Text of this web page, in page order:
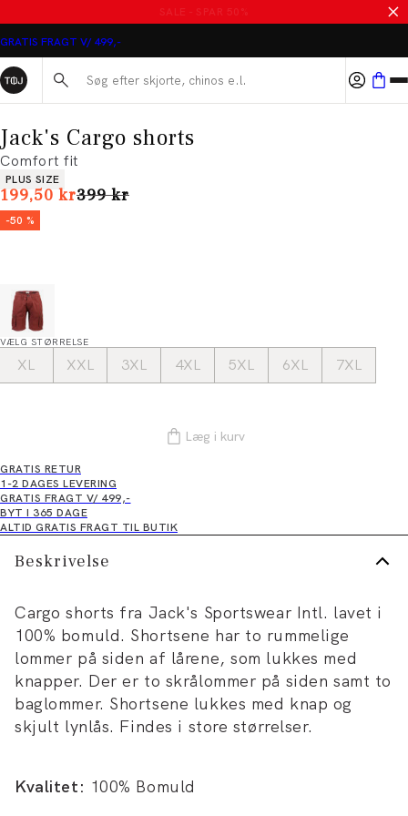
MASSER AF VARER PÅ UDSALG
GRATIS FRAGT V/ 499,-
Søg her...
Jack's Cargo shorts
Comfort fit
Produkt egenskaber
PLUS SIZE
199,50 krI alt (uden rabat)
399 kr
-50 %
VÆLG STØRRELSE
XL XXL 3XL 4XL 5XL 6XL 7XL
Læg i kurv
GRATIS RETUR
1-2 DAGES LEVERING
GRATIS FRAGT V/ 499,-
BYT I 365 DAGE
ALTID GRATIS FRAGT TIL BUTIK
Beskrivelse
Cargo shorts fra Jack's Sportswear Intl. lavet i
100% bomuld. Shortsene har to rummelige
lommer på siden af lårene, som lukkes med
knapper. Der er to skrålommer på siden samt to
baglommer. Shortsene lukkes med knap og
skjult lynlås. Findes i store størrelser.
Kvalitet: 100% Bomuld